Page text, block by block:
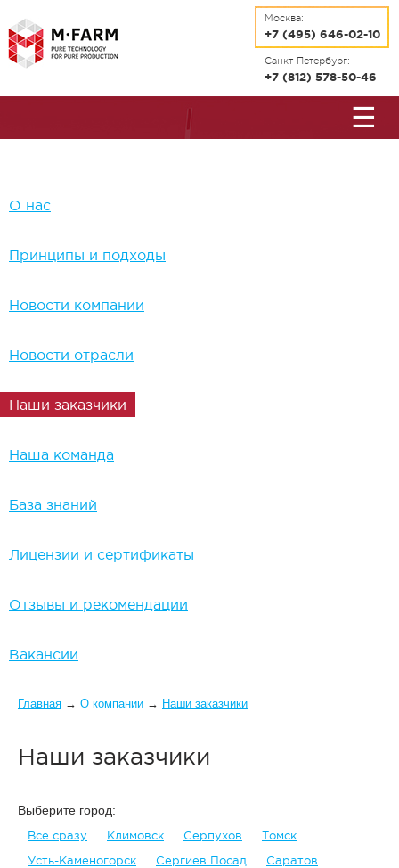
Москва:
+7 (495) 646-02-10
Санкт-Петербург:
+7 (812) 578-50-46
☰
О нас
Принципы и подходы
Новости компании
Новости отрасли
Наши заказчики
Наша команда
База знаний
Лицензии и сертификаты
Отзывы и рекомендации
Вакансии
Вы здесь
Главная → О компании → Наши заказчики
Наши заказчики
Выберите город:
Все сразу Климовск Серпухов
Томск
Усть-Каменогорск
Сергиев Посад
Саратов